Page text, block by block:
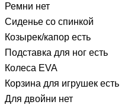
Ремни нет
Сиденье со спинкой
Козырек/капор есть
Подставка для ног есть
Колеса EVA
Корзина для игрушек есть
Для двойни нет